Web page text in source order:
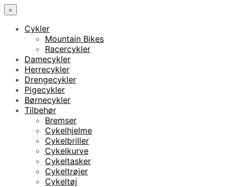
×
Cykler
Mountain Bikes
Racercykler
Damecykler
Herrecykler
Drengecykler
Pigecykler
Børnecykler
Tilbehør
Bremser
Cykelhjelme
Cykelbriller
Cykelkurve
Cykeltasker
Cykeltrøjer
Cykeltøj